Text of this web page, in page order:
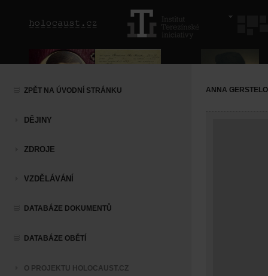
ZPĚT NA ÚVODNÍ STRÁNKU
DĚJINY
ZDROJE
VZDĚLÁVÁNÍ
DATABÁZE DOKUMENTŮ
DATABÁZE OBĚTÍ
O PROJEKTU HOLOCAUST.CZ
ANNA